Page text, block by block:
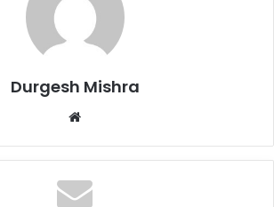
Durgesh Mishra
Website